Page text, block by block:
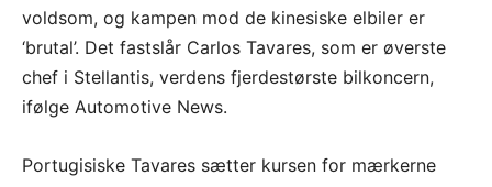
voldsom, og kampen mod de kinesiske elbiler er
‘brutal’. Det fastslår Carlos Tavares, som er øverste
chef i Stellantis, verdens fjerdestørste bilkoncern,
ifølge Automotive News.
Portugisiske Tavares sætter kursen for mærkerne